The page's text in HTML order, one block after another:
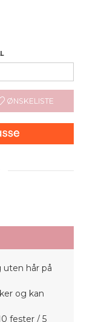
ØNSKELISTE
hår på
og kan
fester / 5